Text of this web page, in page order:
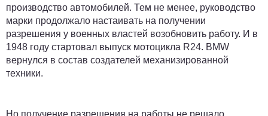
производство автомобилей. Тем не менее, руководство
марки продолжало настаивать на получении
разрешения у военных властей возобновить работу. И в
1948 году стартовал выпуск мотоцикла R24. BMW
вернулся в состав создателей механизированной
техники.
Но получение разрешения на работы не решало